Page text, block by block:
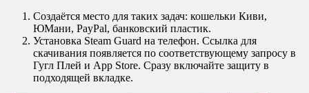
Создаётся место для таких задач: кошельки Киви,
ЮМани, PayPal, банковский пластик.
Установка Steam Guard на телефон. Ссылка для
скачивания появляется по соответствующему запросу в
Гугл Плей и App Store. Сразу включайте защиту в
подходящей вкладке.